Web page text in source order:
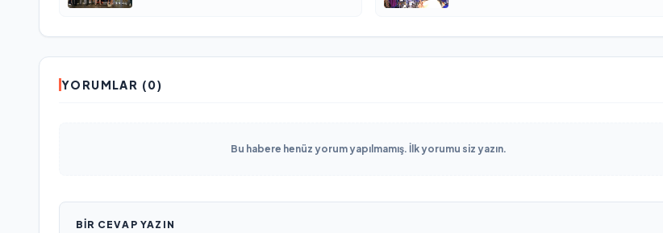
YORUMLAR (0)
Bu habere henüz yorum yapılmamış. İlk yorumu siz yazın.
BIR CEVAP YAZIN